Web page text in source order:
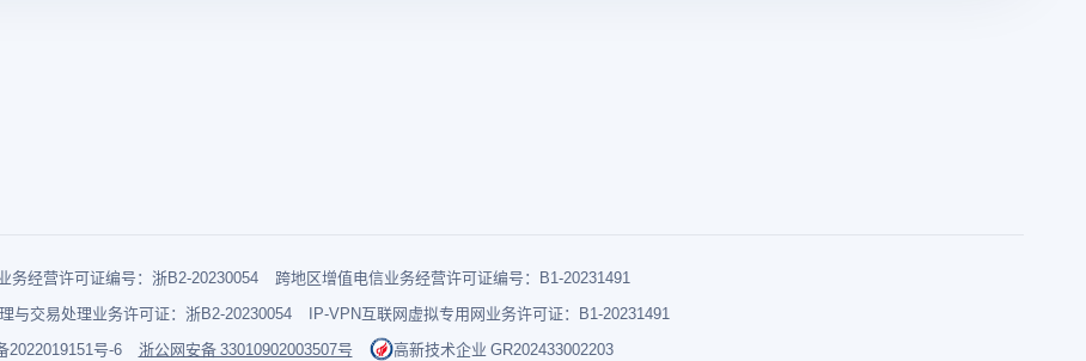
务经营许可证编号：浙B2-20230054
跨地区增值电信业务经营许可证编号：B1-20231491
与交易处理业务许可证：浙B2-20230054
IP-VPN互联网虚拟专用网业务许可证：B1-20231491
2022019151号-6
浙公网安备 33010902003507号 高新技术企业 GR202433002203